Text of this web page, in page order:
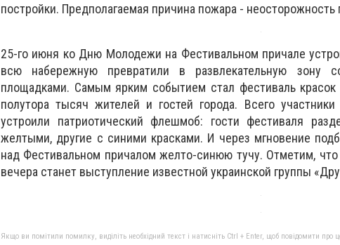
постройки. Предполагаемая причина пожара - неосторожность
25-го июня ко Дню Молодежи на Фестивальном причале
всю набережную превратили в развлекательную зону
площадками. Самым ярким событием стал фестиваль
полутора тысяч жителей и гостей города. Всего
устроили патриотический флешмоб: гости фестиваля
желтыми, другие с синими красками. И через мгновение
над Фестивальном причалом желто-синюю тучу. Отметим,
вечера станет выступление известной украинской группы
Якщо ви помітили помилку, виділіть необхідний текст і натисніть Ctrl + Enter, щоб повідомити про